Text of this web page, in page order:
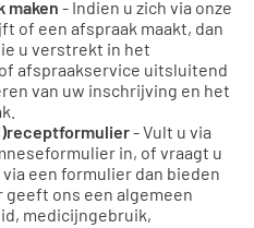
maken - Indien u zich via onze
of een afspraak maakt, dan
u verstrekt in het
afspraakservice uitsluitend
van uw inschrijving en het
- Vult u via
in, of vraagt u
een formulier dan bieden
geeft ons een algemeen
medicijngebruik,